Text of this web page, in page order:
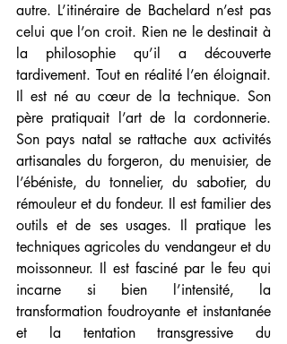
autre. L’itinéraire de Bachelard n’est pas
celui que l’on croit. Rien ne le destinait à
la philosophie qu’il a découverte
tardivement. Tout en réalité l’en éloignait.
Il est né au cœur de la technique. Son
père pratiquait l’art de la cordonnerie.
Son pays natal se rattache aux activités
artisanales du forgeron, du menuisier, de
l’ébéniste, du tonnelier, du sabotier, du
rémouleur et du fondeur. Il est familier des
outils et de ses usages. Il pratique les
techniques agricoles du vendangeur et du
moissonneur. Il est fasciné par le feu qui
incarne si bien l’intensité, la
transformation foudroyante et instantanée
et la tentation transgressive du